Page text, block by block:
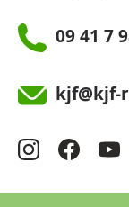
09 41 7
kjf@kjf-